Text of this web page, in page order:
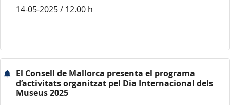
14-05-2025 / 12.00 h
El Consell de Mallorca presenta el programa
d’activitats organitzat pel Dia Internacional dels
Museus 2025